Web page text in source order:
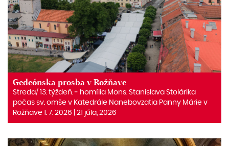
Gedeónska prosba v Rožňave
Streda/ 13. týždeň. ‒ homília Mons. Stanislava Stolárika
počas sv. omše v Katedrále Nanebovzatia Panny Márie v
Rožňave 1. 7. 2026 | 21 júla, 2026